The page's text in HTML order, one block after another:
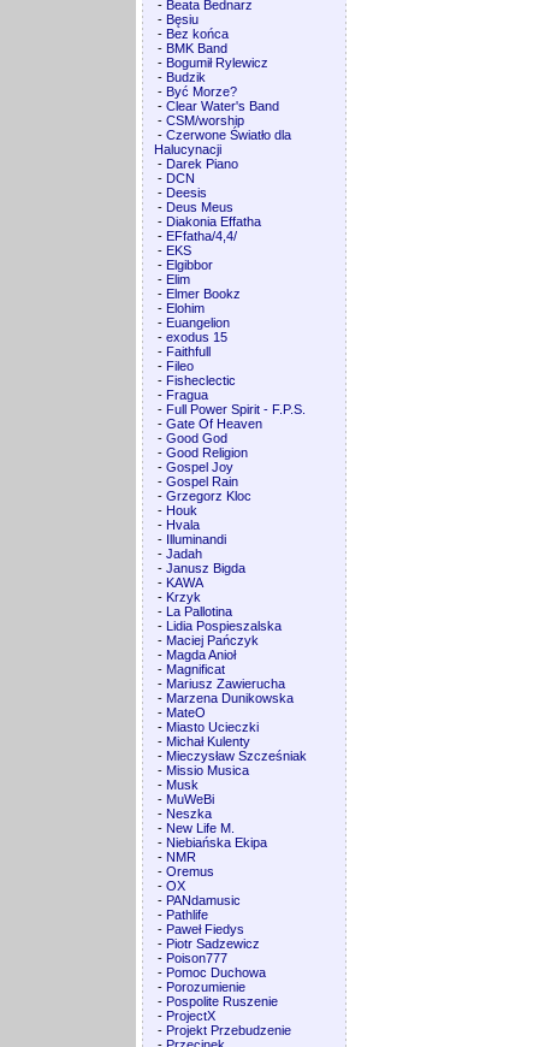
- Beata Bednarz
- Bęsiu
- Bez końca
- BMK Band
- Bogumił Rylewicz
- Budzik
- Być Morze?
- Clear Water's Band
- CSM/worship
- Czerwone Światło dla
Halucynacji
- Darek Piano
- DCN
- Deesis
- Deus Meus
- Diakonia Effatha
- EFfatha/4,4/
- EKS
- Elgibbor
- Elim
- Elmer Bookz
- Elohim
- Euangelion
- exodus 15
- Faithfull
- Fileo
- Fisheclectic
- Fragua
- Full Power Spirit - F.P.S.
- Gate Of Heaven
- Good God
- Good Religion
- Gospel Joy
- Gospel Rain
- Grzegorz Kloc
- Houk
- Hvala
- Illuminandi
- Jadah
- Janusz Bigda
- KAWA
- Krzyk
- La Pallotina
- Lidia Pospieszalska
- Maciej Pańczyk
- Magda Anioł
- Magnificat
- Mariusz Zawierucha
- Marzena Dunikowska
- MateO
- Miasto Ucieczki
- Michał Kulenty
- Mieczysław Szcześniak
- Missio Musica
- Musk
- MuWeBi
- Neszka
- New Life M.
- Niebiańska Ekipa
- NMR
- Oremus
- OX
- PANdamusic
- Pathlife
- Paweł Fiedys
- Piotr Sadzewicz
- Poison777
- Pomoc Duchowa
- Porozumienie
- Pospolite Ruszenie
- ProjectX
- Projekt Przebudzenie